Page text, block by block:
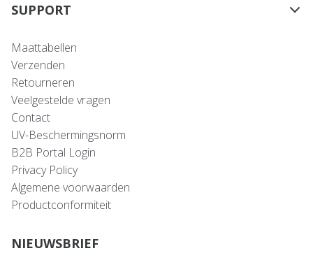
SUPPORT
Maattabellen
Verzenden
Retourneren
Veelgestelde vragen
Contact
UV-Beschermingsnorm
B2B Portal Login
Privacy Policy
Algemene voorwaarden
Productconformiteit
NIEUWSBRIEF